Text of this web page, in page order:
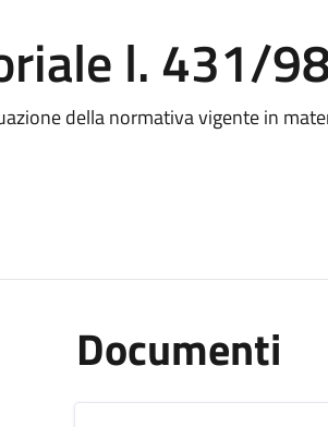
l. 431/
della normativa vigente in
Documenti